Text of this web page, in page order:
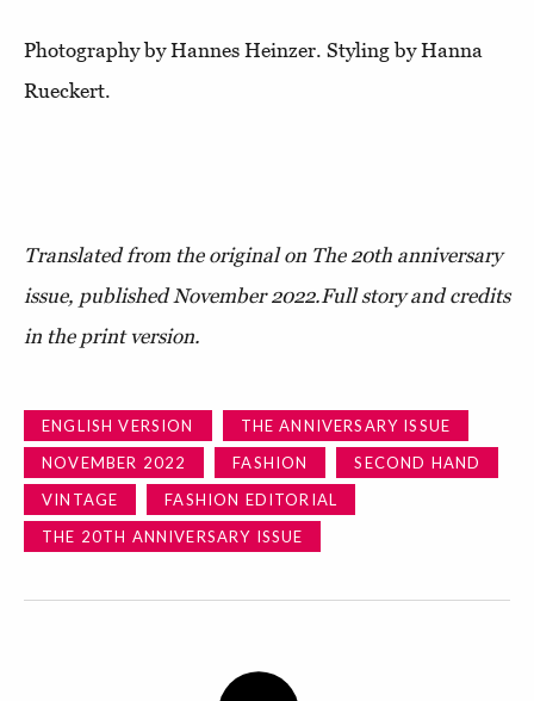
Photography by Hannes Heinzer. Styling by Hanna
Rueckert.
Translated from the original on The 20th anniversary
issue, published November 2022.Full story and credits
in the print version.
ENGLISH VERSION
THE ANNIVERSARY ISSUE
NOVEMBER 2022
FASHION
SECOND HAND
VINTAGE
FASHION EDITORIAL
THE 20TH ANNIVERSARY ISSUE